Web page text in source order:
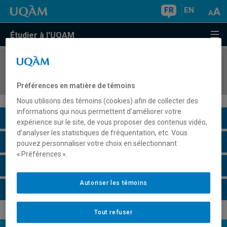
FR EN
Étudier à l'UQAM
COURS//
Description du cours
Horaire - Été 2026
Préférences en matière de témoins
Nous utilisons des témoins (cookies) afin de collecter des
informations qui nous permettent d’améliorer votre
expérience sur le site, de vous proposer des contenus vidéo,
d’analyser les statistiques de fréquentation, etc. Vous
pouvez personnaliser votre choix en sélectionnant
« Préférences ».
Tout refuser
Autoriser les témoins